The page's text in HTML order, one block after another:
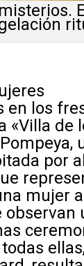
en los
«Villa de
por
mujer
observan